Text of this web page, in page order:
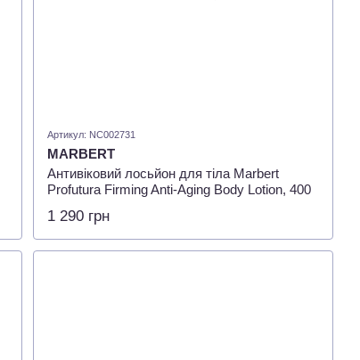
Артикул: NC002731
MARBERT
Антивіковий лосьйон для тіла Marbert
Profutura Firming Anti-Aging Body Lotion, 400
1 290 грн